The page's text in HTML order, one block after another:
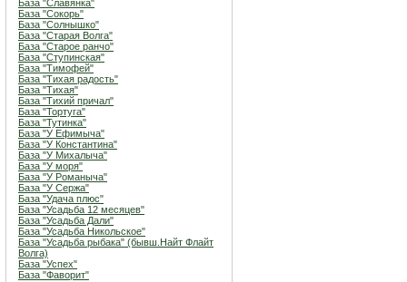
База "Славянка"
База "Сокорь"
База "Солнышко"
База "Старая Волга"
База "Старое ранчо"
База "Ступинская"
База "Тимофей"
База "Тихая радость"
База "Тихая"
База "Тихий причал"
База "Тортуга"
База "Тутинка"
База "У Ефимыча"
База "У Константина"
База "У Михалыча"
База "У моря"
База "У Романыча"
База "У Сержа"
База "Удача плюс"
База "Усадьба 12 месяцев"
База "Усадьба Дали"
База "Усадьба Никольское"
База "Усадьба рыбака" (бывш.Найт Флайт
Волга)
База "Успех"
База "Фаворит"